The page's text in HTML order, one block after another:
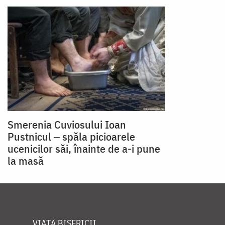
Smerenia Cuviosului Ioan
Pustnicul ‒ spăla picioarele
ucenicilor săi, înainte de a-i pune
la masă